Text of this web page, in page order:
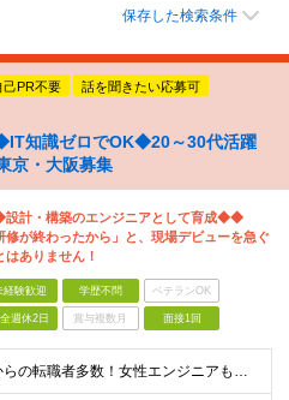
保存した検索条件
己PR不要 話を聞きたい応募可
知識ゼロでOK◆20～30代活躍
・大阪募集
計・構築のエンジニアとして育成◆◆
修が終わったから」と、現場デビューを急ぐ
はありません！
経験歓迎 学歴不問 ベテランOK
週休2日 賞与複数月 面接1回
【異業種からの転職者多数！女性エンジニアも活躍中】 ◆学歴不問 ◆未経験OK ≪こんな方を歓迎しています≫ ◎未経験から成長できる環境で活躍したい方 ◎大学やスクールでIT系のスキルを学んだことのあ